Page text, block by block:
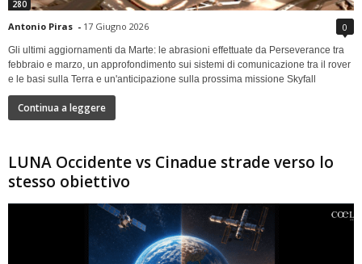
280
Antonio Piras - 17 Giugno 2026 0
Gli ultimi aggiornamenti da Marte: le abrasioni effettuate da Perseverance tra
febbraio e marzo, un approfondimento sui sistemi di comunicazione tra il rover
e le basi sulla Terra e un'anticipazione sulla prossima missione Skyfall
Continua a leggere
LUNA Occidente vs Cinadue strade verso lo
stesso obiettivo